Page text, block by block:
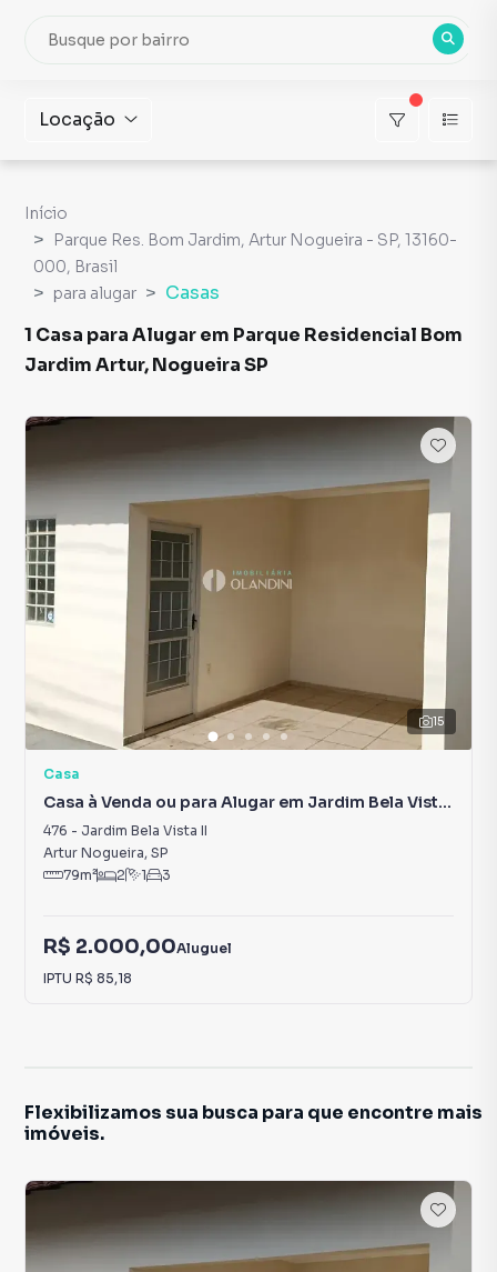
Locação
Início
Parque Res. Bom Jardim, Artur Nogueira - SP, 13160-
000, Brasil
para alugar
Casas
1 Casa para Alugar em Parque Residencial Bom
Jardim Artur, Nogueira SP
15
Casa
Casa à Venda ou para Alugar em Jardim Bela Vista
II
476 - Jardim Bela Vista II
Artur Nogueira, SP
79m² 2 1 3
R$ 2.000,00Aluguel
IPTU R$ 85,18
Flexibilizamos sua busca para que encontre mais
imóveis.